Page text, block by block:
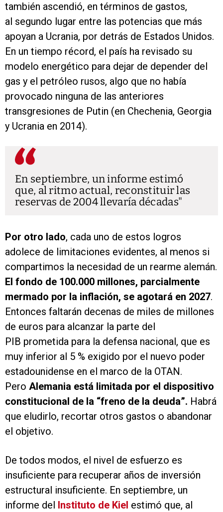
también ascendió, en términos de gastos,
al segundo lugar entre las potencias que más
apoyan a Ucrania, por detrás de Estados Unidos.
En un tiempo récord, el país ha revisado su
modelo energético para dejar de depender del
gas y el petróleo rusos, algo que no había
provocado ninguna de las anteriores
transgresiones de Putin (en Chechenia, Georgia
y Ucrania en 2014).
En septiembre, un informe estimó
que, al ritmo actual, reconstituir las
reservas de 2004 llevaría décadas
Por otro lado, cada uno de estos logros
adolece de limitaciones evidentes, al menos si
compartimos la necesidad de un rearme alemán.
El fondo de 100.000 millones, parcialmente
mermado por la inflación, se agotará en 2027.
Entonces faltarán decenas de miles de millones
de euros para alcanzar la parte del
PIB prometida para la defensa nacional, que es
muy inferior al 5 % exigido por el nuevo poder
estadounidense en el marco de la OTAN.
Pero Alemania está limitada por el dispositivo
constitucional de la “freno de la deuda”. Habrá
que eludirlo, recortar otros gastos o abandonar
el objetivo.
De todos modos, el nivel de esfuerzo es
insuficiente para recuperar años de inversión
estructural insuficiente. En septiembre, un
informe del Instituto de Kiel estimó que, al